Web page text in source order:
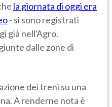
la giornata di oggi era
- si sono registrati
già nell'Agro.
dalle zone di
dei treni su una
A renderne nota è